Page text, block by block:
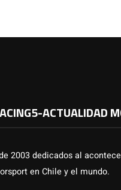
ACTUALIDAD
2003 dedicados al
en Chile y el mundo.